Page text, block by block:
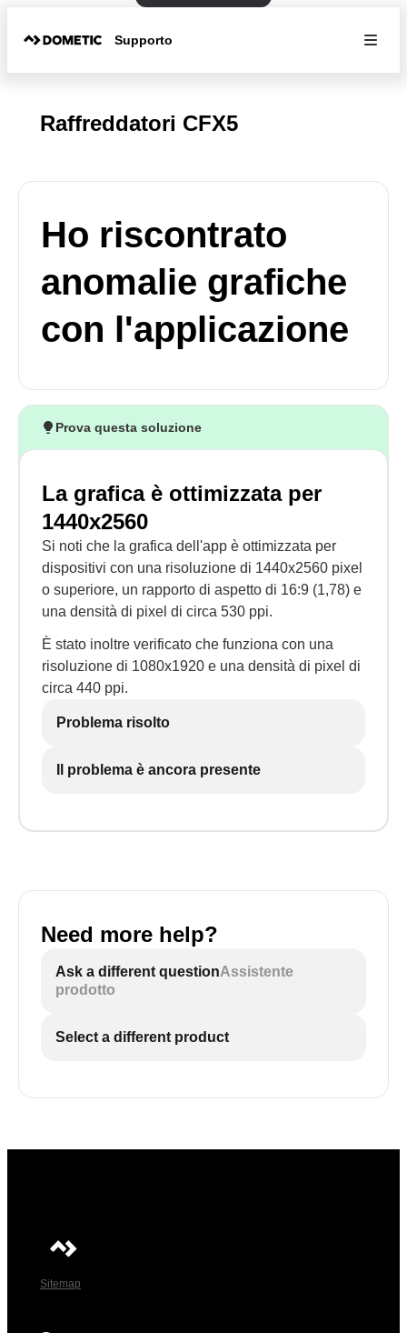
Supporto
Raffreddatori CFX5
Ho riscontrato
anomalie grafiche
con l'applicazione
Prova questa soluzione
La grafica è ottimizzata per
1440x2560
Si noti che la grafica dell'app è ottimizzata per
dispositivi con una risoluzione di 1440x2560 pixel
o superiore, un rapporto di aspetto di 16:9 (1,78) e
una densità di pixel di circa 530 ppi.
È stato inoltre verificato che funziona con una
risoluzione di 1080x1920 e una densità di pixel di
circa 440 ppi.
Problema risolto
Il problema è ancora presente
Need more help?
Ask a different questionAssistente
prodotto
Select a different product
Sitemap